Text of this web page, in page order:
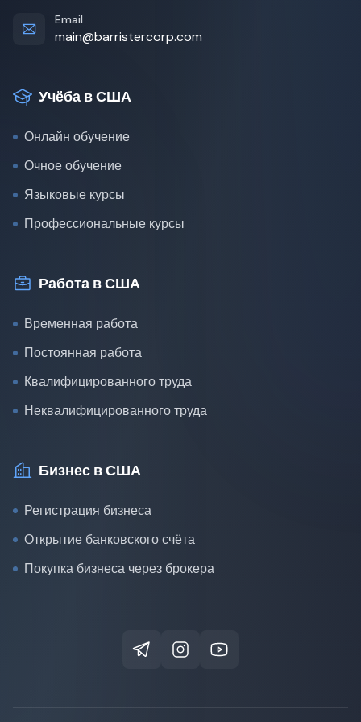
Email
main@barristercorp.com
Учёба в США
Онлайн обучение
Очное обучение
Языковые курсы
Профессиональные курсы
Работа в США
Временная работа
Постоянная работа
Квалифицированного труда
Неквалифицированного труда
Бизнес в США
Регистрация бизнеса
Открытие банковского счёта
Покупка бизнеса через брокера